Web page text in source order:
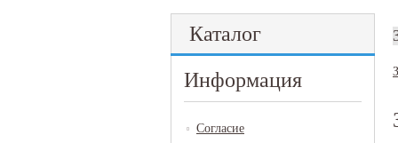
Каталог
Информация
Согласие